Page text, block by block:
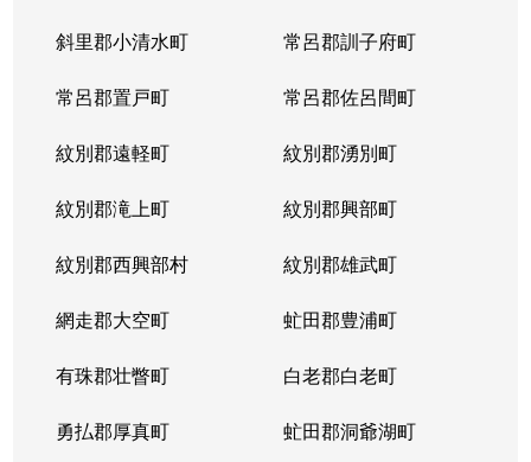
斜里郡小清水町 常呂郡訓子府町
常呂郡置戸町 常呂郡佐呂間町
紋別郡遠軽町 紋別郡湧別町
紋別郡滝上町 紋別郡興部町
紋別郡西興部村 紋別郡雄武町
網走郡大空町 虻田郡豊浦町
有珠郡壮瞥町 白老郡白老町
勇払郡厚真町 虻田郡洞爺湖町